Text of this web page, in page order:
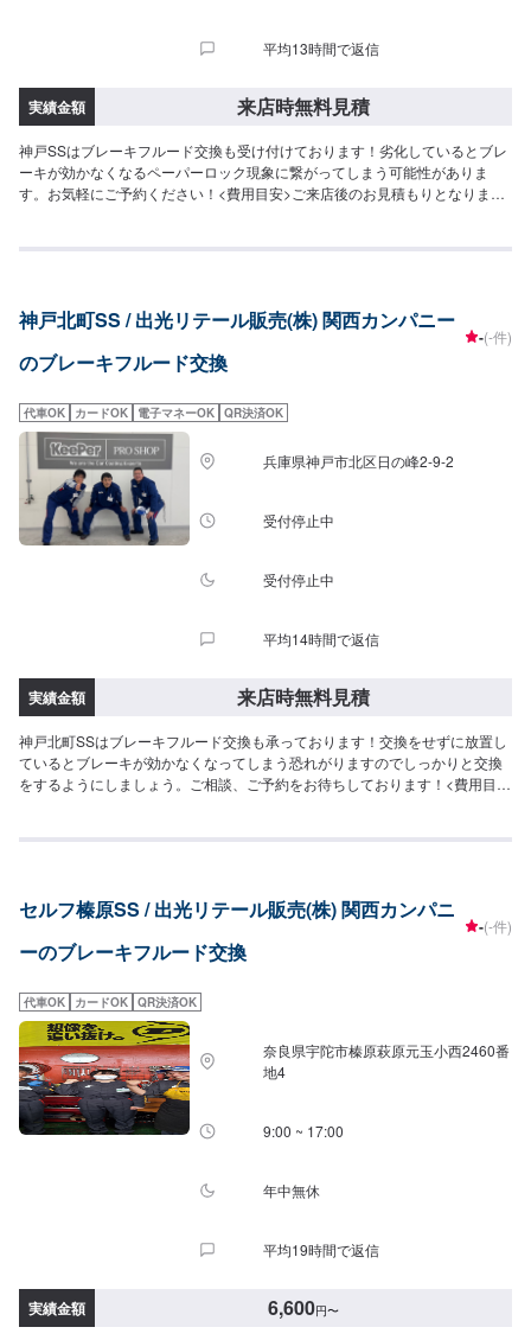
平均13時間で返信
実績金額 来店時無料見積
神戸SSはブレーキフルード交換も受け付けております！劣化しているとブレ
ーキが効かなくなるペーパーロック現象に繋がってしまう可能性がありま
す。お気軽にご予約ください！<費用目安>ご来店後のお見積もりとなりま
神戸北町SS / 出光リテール販売(株) 関西カンパニー
のブレーキフルード交換
-(-件)
代車OK カードOK 電子マネーOK QR決済OK
兵庫県神戸市北区日の峰2-9-2
受付停止中
受付停止中
平均14時間で返信
実績金額 来店時無料見積
神戸北町SSはブレーキフルード交換も承っております！交換をせずに放置し
ているとブレーキが効かなくなってしまう恐れがりますのでしっかりと交換
をするようにしましょう。ご相談、ご予約をお待ちしております！<費用目安
セルフ榛原SS / 出光リテール販売(株) 関西カンパニ
ーのブレーキフルード交換
-(-件)
代車OK カードOK QR決済OK
奈良県宇陀市榛原萩原元玉小西2460番
地4
9:00 ~ 17:00
年中無休
平均19時間で返信
実績金額 6,600円〜